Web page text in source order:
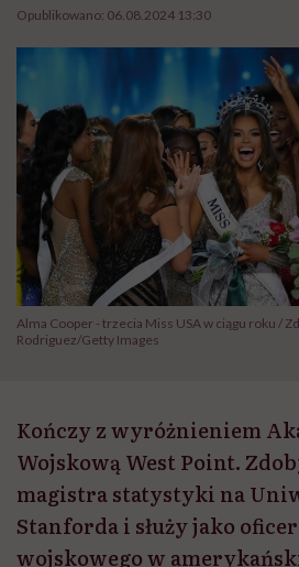
Opublikowano: 06.08.2024 13:30
Alma Cooper - trzecia Miss USA w ciągu roku /
Rodriguez/Getty Images
Kończy z wyróżnieniem
Wojskową West Point.
magistra statystyki na
Stanforda i służy jako
wojskowego w